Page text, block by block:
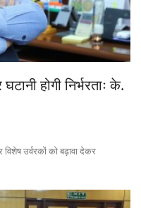
होगी निर्भरताः के.
उर्वरकों को बढ़ावा देकर